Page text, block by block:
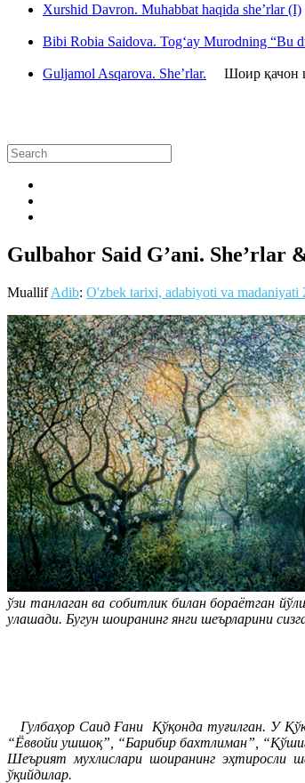
Xurshid Davron. Muhabbat haqida she’rlar (I)
Bibi Robia Saidova. Tog‘ay Murodning “Bu
Guljamol Asqarova. She’rlar. Шоир қачон
Gulbahor Said G’ani. She’rlar
MuallifAdib: O'zbek tarixi, adabiyoti va madaniyati
ўзи танлаган ва собитлик билан бораётган
улашади. Бугун шоиранинг янги шеърларини
Гулбаҳор Саид Ғани Қўқонда туғилган. У
“Ёввойи ушшоқ”, “Барибир бахтлиман”,
Шеърият мухлислари шоиранинг эҳтиросли
ўқийдилар.